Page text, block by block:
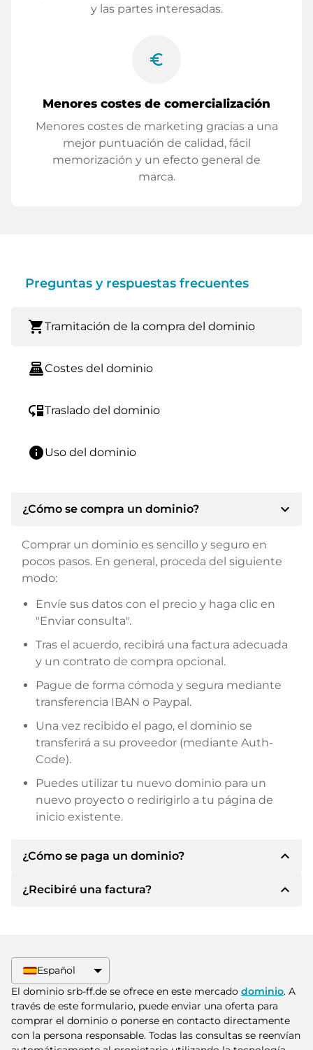
y las partes interesadas.
euro_symbol
Menores costes de comercialización
Menores costes de marketing gracias a una
mejor puntuación de calidad, fácil
memorización y un efecto general de
marca.
Preguntas y respuestas frecuentes
shopping_cartTramitación de la compra del dominio
point_of_saleCostes del dominio
move_downTraslado del dominio
infoUso del dominio
¿Cómo se compra un dominio? expand_more
Comprar un dominio es sencillo y seguro en
pocos pasos. En general, proceda del siguiente
modo:
Envíe sus datos con el precio y haga clic en
"Enviar consulta".
Tras el acuerdo, recibirá una factura adecuada
y un contrato de compra opcional.
Pague de forma cómoda y segura mediante
transferencia IBAN o Paypal.
Una vez recibido el pago, el dominio se
transferirá a su proveedor (mediante Auth-
Code).
Puedes utilizar tu nuevo dominio para un
nuevo proyecto o redirigirlo a tu página de
inicio existente.
¿Cómo se paga un dominio? expand_less
Tras llegar a un acuerdo, el propietario le
Paypal u otros métodos de pago.
Indique siempre el nombre de dominio y el
número de factura al realizar la transferencia.
¿Recibiré una factura? expand_less
superiores, también recibirá un contrato de
compra adicional si lo solicita.
Español
El dominio srb-ff.de se ofrece en este mercado dominio. A
través de este formulario, puede enviar una oferta para
comprar el dominio o ponerse en contacto directamente
con la persona responsable. Todas las consultas se reenvían